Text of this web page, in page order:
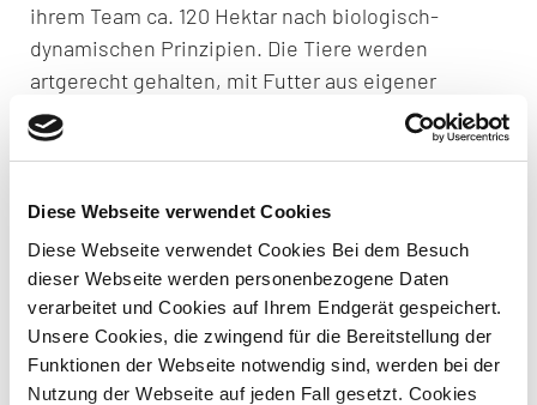
Diese Webseite verwendet Cookies
Diese Webseite verwendet Cookies Bei dem Besuch
dieser Webseite werden personenbezogene Daten
verarbeitet und Cookies auf Ihrem Endgerät gespeichert.
Unsere Cookies, die zwingend für die Bereitstellung der
Funktionen der Webseite notwendig sind, werden bei der
Nutzung der Webseite auf jeden Fall gesetzt. Cookies
ihrem Team ca. 120 Hektar nach biologisch-
dynamischen Prinzipien. Die Tiere werden
artgerecht gehalten, mit Futter aus eigener
Landwirtschaft. So entstehen
hochwertige Bio-
Produkte
, die höchsten Standards entsprechen.
Nachhaltigkeit – für echten Geschmack und
verantwortungsbewussten Genuss.
Mit dem LindenGut verbindet uns zudem die
Mitgliedschaft bei den BIO HOTELS und wir
empfehlen es gerne für eine Tagung in der Nähe
von Fulda.